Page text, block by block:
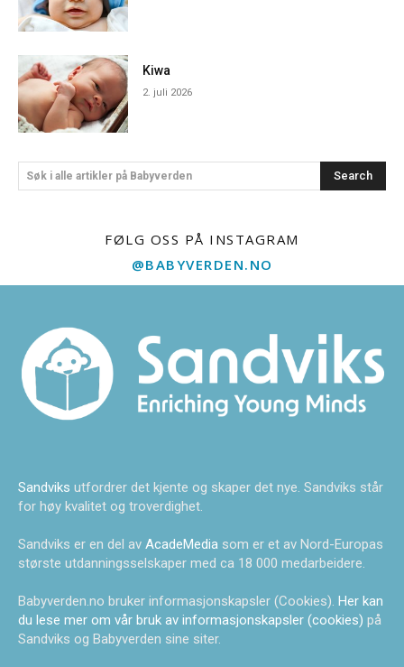
Kiwa
2. juli 2026
Søk i alle artikler på Babyverden Search
FØLG OSS PÅ INSTAGRAM
@BABYVERDEN.NO
Sandviks utfordrer det kjente og skaper det nye. Sandviks står
for høy kvalitet og troverdighet.
Sandviks er en del av AcadeMedia som er et av Nord-Europas
største utdanningsselskaper med ca 18 000 medarbeidere.
Babyverden.no bruker informasjonskapsler (Cookies). Her kan
du lese mer om vår bruk av informasjonskapsler (cookies) på
Sandviks og Babyverden sine siter.